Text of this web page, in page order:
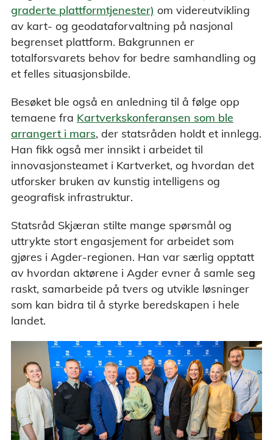
graderte plattformtjenester) om videreutvikling
av kart- og geodataforvaltning på nasjonal
begrenset plattform. Bakgrunnen er
totalforsvarets behov for bedre samhandling og
et felles situasjonsbilde.
Besøket ble også en anledning til å følge opp
temaene fra Kartverkskonferansen som ble
arrangert i mars, der statsråden holdt et innlegg.
Han fikk også mer innsikt i arbeidet til
innovasjonsteamet i Kartverket, og hvordan det
utforsker bruken av kunstig intelligens og
geografisk infrastruktur.
Statsråd Skjæran stilte mange spørsmål og
uttrykte stort engasjement for arbeidet som
gjøres i Agder-regionen. Han var særlig opptatt
av hvordan aktørene i Agder evner å samle seg
raskt, samarbeide på tvers og utvikle løsninger
som kan bidra til å styrke beredskapen i hele
landet.